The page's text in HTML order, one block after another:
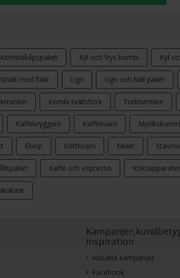
Kombiskåpspaket Kyl och frys kombi Kyl
med fläkt Ugn Ugn och häll paket
Kombi tvätt/tork Torktumlare
Kaffebryggare Kaffekvarn
Elvisp Köttkvarn Mixer
Kaffe och espresso Köksapparater
inspiration
Aktuella kampanjer
Facebook